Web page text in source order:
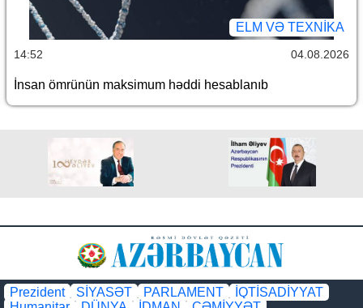
ELM VƏ TEXNIKA
14:52 04.08.2026
İnsan ömrünün maksimum həddi hesablanıb
Prezident SİYASƏT PARLAMENT
İQTİSADİYYAT